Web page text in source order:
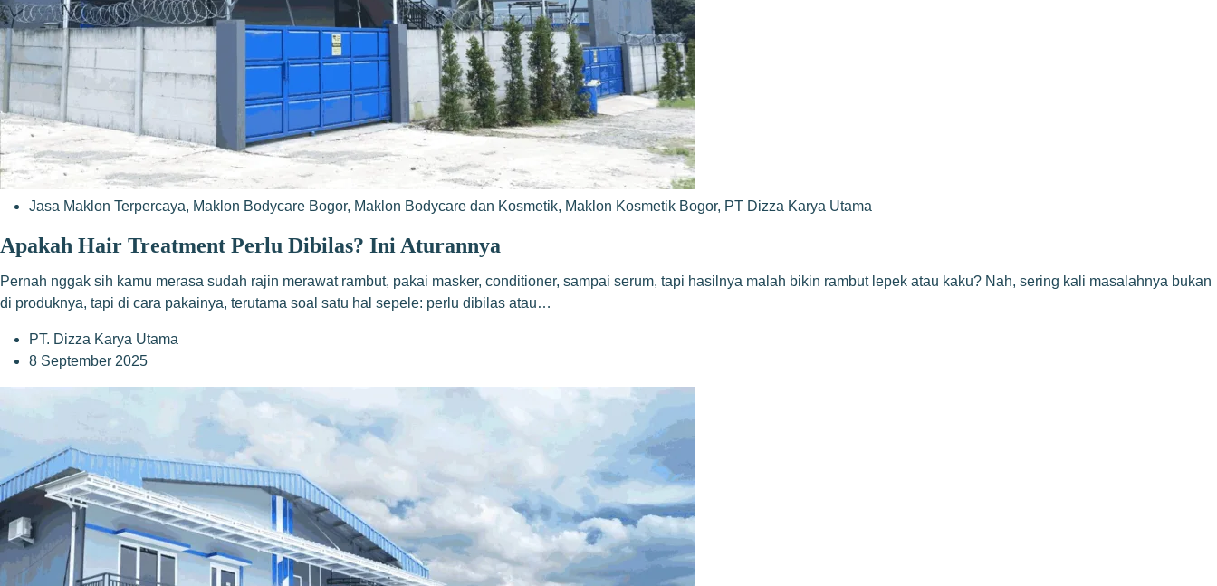
Jasa Maklon Terpercaya, Maklon Bodycare Bogor, Maklon Bodycare dan Kosmetik, Maklon Kosmetik Bogor, PT Dizza Karya Utama
Apakah Hair Treatment Perlu Dibilas? Ini Aturannya
Pernah nggak sih kamu merasa sudah rajin merawat rambut, pakai masker, conditioner, sampai serum, tapi hasilnya malah bikin rambut lepek atau kaku? Nah, sering kali masalahnya bukan
di produknya, tapi di cara pakainya, terutama soal satu hal sepele: perlu dibilas atau…
PT. Dizza Karya Utama
8 September 2025